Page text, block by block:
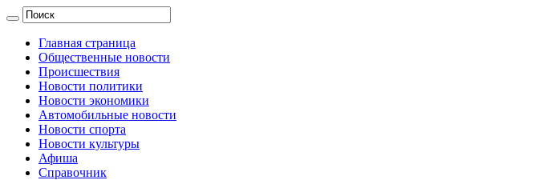
Главная страница
Общественные новости
Происшествия
Новости политики
Новости экономики
Автомобильные новости
Новости спорта
Новости культуры
Афиша
Справочник